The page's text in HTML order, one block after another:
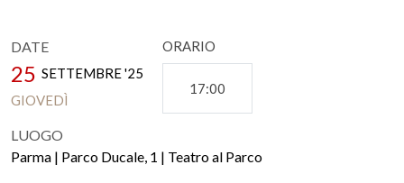
DATE
25 SETTEMBRE '25
GIOVEDÌ
ORARIO
17:00
LUOGO
Parma | Parco Ducale, 1 | Teatro al Parco